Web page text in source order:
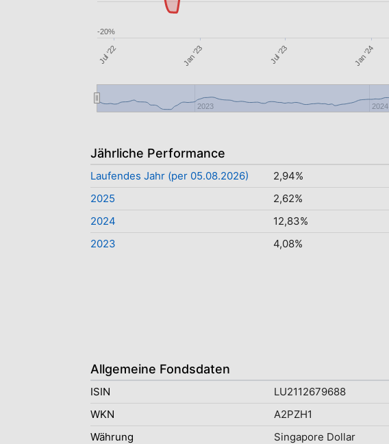
Jul '22 Jan '23 Jul '23 Jan '24
2023 2024
-20%
Jährliche Performance
Laufendes Jahr (per 05.08.2026)
2,94%
2025
2,62%
2024
12,83%
2023
4,08%
Allgemeine Fondsdaten
ISIN
LU2112679688
WKN
A2PZH1
Währung
Singapore Dollar